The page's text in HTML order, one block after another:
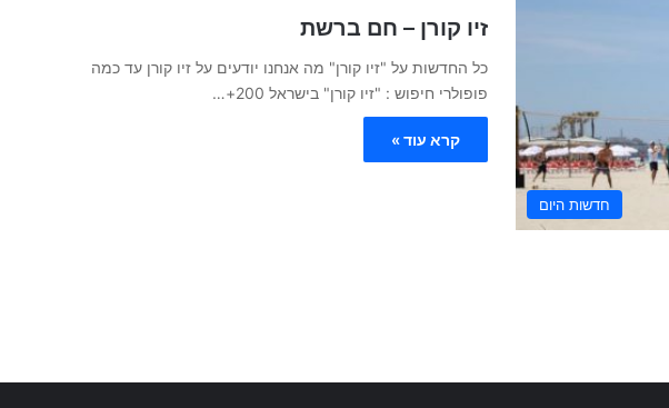
חדשות היום
זיו קורן – חם ברשת
כל החדשות על "זיו קורן" מה אנחנו יודעים על זיו קורן עד כמה
פופולרי חיפוש : "זיו קורן" בישראל 200+…
קרא עוד »